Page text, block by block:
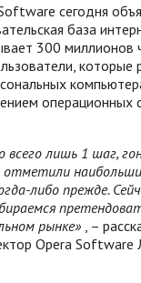
сегодня
база
300 миллионов
которые
операционных
лишь 1 шаг,
отметили
либо прежде.
рынке» , –
Opera Software